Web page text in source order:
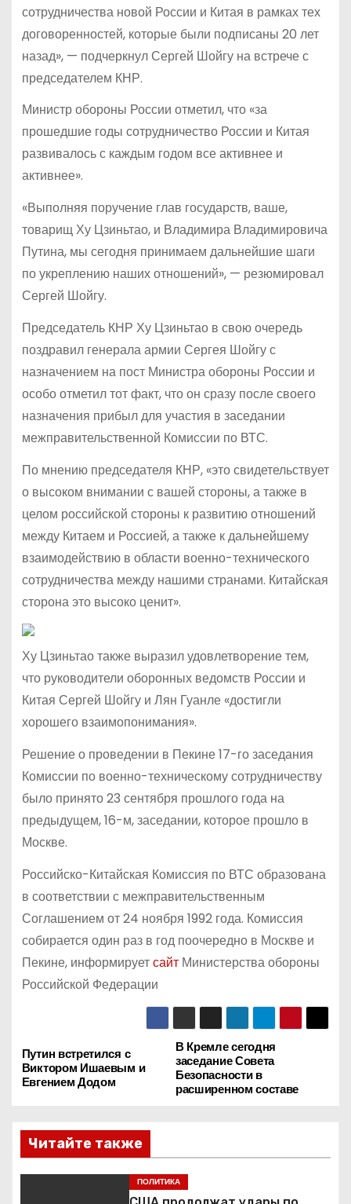
сотрудничества новой России и Китая в рамках тех
договоренностей, которые были подписаны 20 лет
назад», — подчеркнул Сергей Шойгу на встрече с
председателем КНР.
Министр обороны России отметил, что «за
прошедшие годы сотрудничество России и Китая
развивалось с каждым годом все активнее и
активнее».
«Выполняя поручение глав государств, ваше,
товарищ Ху Цзиньтао, и Владимира Владимировича
Путина, мы сегодня принимаем дальнейшие шаги
по укреплению наших отношений», — резюмировал
Сергей Шойгу.
Председатель КНР Ху Цзиньтао в свою очередь
поздравил генерала армии Сергея Шойгу с
назначением на пост Министра обороны России и
особо отметил тот факт, что он сразу после своего
назначения прибыл для участия в заседании
межправительственной Комиссии по ВТС.
По мнению председателя КНР, «это свидетельствует
о высоком внимании с вашей стороны, а также в
целом российской стороны к развитию отношений
между Китаем и Россией, а также к дальнейшему
взаимодействию в области военно-технического
сотрудничества между нашими странами. Китайская
сторона это высоко ценит».
Ху Цзиньтао также выразил удовлетворение тем,
что руководители оборонных ведомств России и
Китая Сергей Шойгу и Лян Гуанле «достигли
хорошего взаимопонимания».
Решение о проведении в Пекине 17-го заседания
Комиссии по военно-техническому сотрудничеству
было принято 23 сентября прошлого года на
предыдущем, 16-м, заседании, которое прошло в
Москве.
Российско-Китайская Комиссия по ВТС образована
в соответствии с межправительственным
Соглашением от 24 ноября 1992 года. Комиссия
собирается один раз в год поочередно в Москве и
Пекине, информируетсайтМинистерства обороны
Российской Федерации
Н
а
и
В Кремле сегодня
заседание Совета
Безопасности в
расширенном составе
Путин встретился с
Виктором Ишаевым и
Евгением Додом
Читайте также
ПОЛИТИКА